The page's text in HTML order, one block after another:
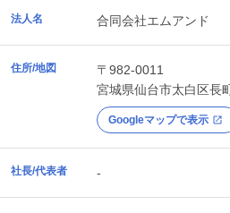
法人名 合同会社エムアンド
住所/地図
〒982-0011
宮城県仙台市太白区長
Googleマップで表示
社長/代表者 -